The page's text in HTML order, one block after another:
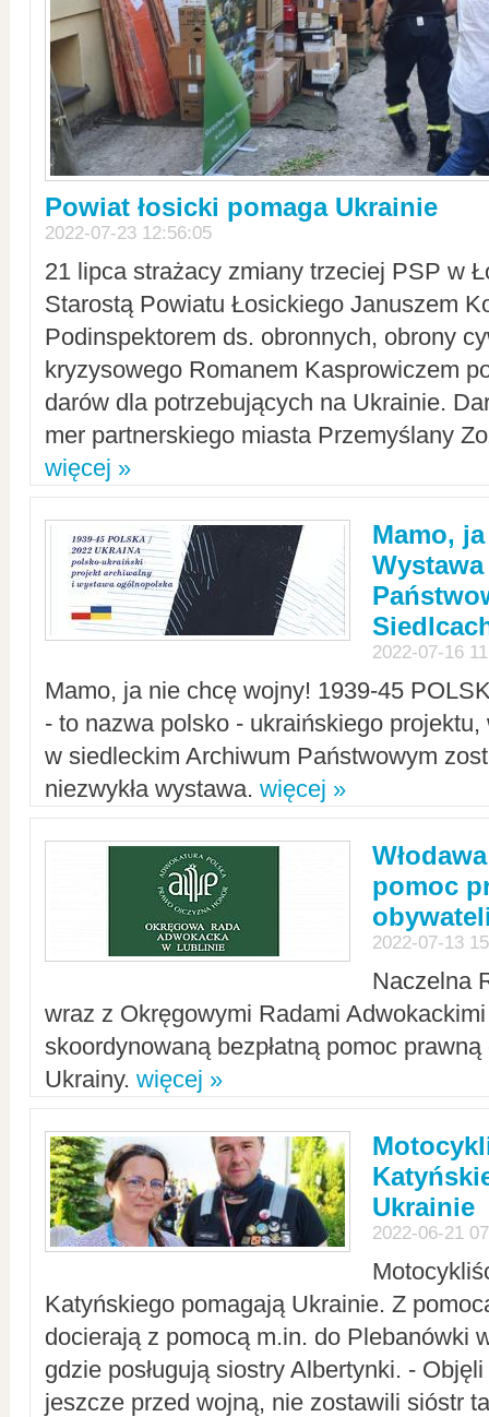
Powiat łosicki pomaga Ukrainie
2022-07-23 12:56:05
21 lipca strażacy zmiany trzeciej PSP w
Starostą Powiatu Łosickiego Januszem
Podinspektorem ds. obronnych, obrony
kryzysowego Romanem Kasprowiczem
darów dla potrzebujących na Ukrainie.
mer partnerskiego miasta Przemyślany
więcej »
Mamo,
2022-07-16
Mamo, ja nie chcę wojny! 1939-45
- to nazwa polsko - ukraińskiego
w siedleckim Archiwum Państwowym
niezwykła wystawa. więcej »
pomoc
2022-07-13
Naczelna
wraz z Okręgowymi Radami Adwokackimi
skoordynowaną bezpłatną pomoc
Ukrainy. więcej »
Ukrainie
2022-06-21
Katyńskiego pomagają Ukrainie. Z
docierają z pomocą m.in. do Plebanówki
gdzie posługują siostry Albertynki. -
jeszcze przed wojną, nie zostawili sióstr